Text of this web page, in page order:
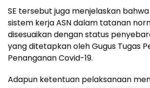
SE tersebut juga menjelaskan
sistem kerja ASN dalam tatanan
disesuaikan dengan status
yang ditetapkan oleh Gugus Tugas
Penanganan Covid-19.
Adapun ketentuan pelaksanaan